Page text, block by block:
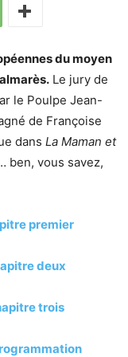
du moyen
Le jury de
le Poulpe Jean-
de Françoise
dans La Maman et
ben, vous savez,
premier
deux
trois